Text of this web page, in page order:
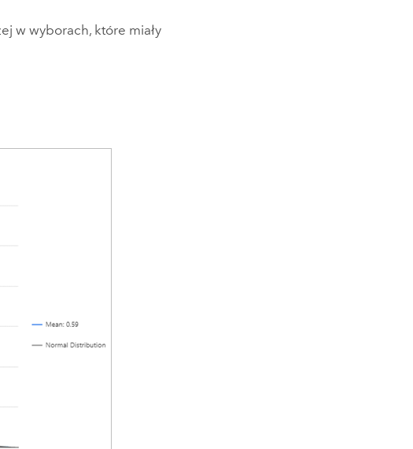
w wyborach, które miały